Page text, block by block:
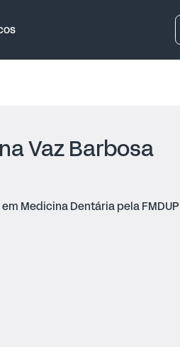
Vaz Barbosa
Medicina Dentária pela FMDUP